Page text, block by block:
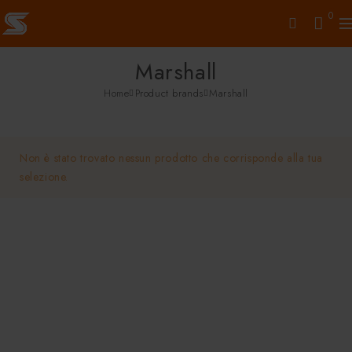
0
Marshall
Home Product brands Marshall
Non è stato trovato nessun prodotto che corrisponde alla tua
selezione.